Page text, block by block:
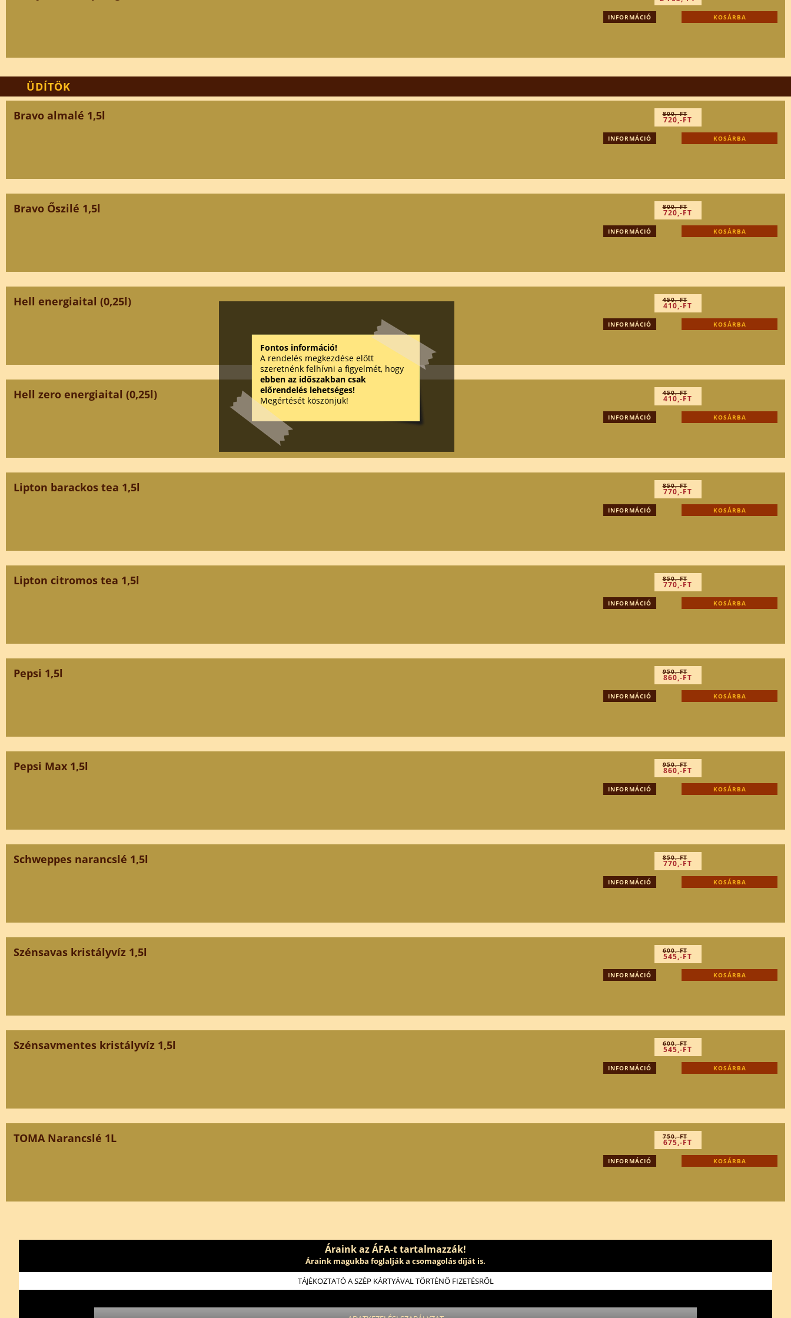
INFORMÁCIÓ KOSÁRBA
ÜDÍTÖK
Bravo almalé 1,5l 800,-FT
720,-FT
INFORMÁCIÓ KOSÁRBA
Bravo Őszilé 1,5l 800,-FT
720,-FT
INFORMÁCIÓ KOSÁRBA
Hell energiaital (0,25l) 450,-FT
410,-FT
INFORMÁCIÓ KOSÁRBA
Hell zero energiaital (0,25l) 450,-FT
410,-FT
INFORMÁCIÓ KOSÁRBA
Lipton barackos tea 1,5l 850,-FT
770,-FT
INFORMÁCIÓ KOSÁRBA
Lipton citromos tea 1,5l 850,-FT
770,-FT
INFORMÁCIÓ KOSÁRBA
Pepsi 1,5l 950,-FT
860,-FT
INFORMÁCIÓ KOSÁRBA
Pepsi Max 1,5l 950,-FT
860,-FT
INFORMÁCIÓ KOSÁRBA
Schweppes narancslé 1,5l 850,-FT
770,-FT
INFORMÁCIÓ KOSÁRBA
Szénsavas kristályvíz 1,5l 600,-FT
545,-FT
INFORMÁCIÓ KOSÁRBA
Szénsavmentes kristályvíz 1,5l 600,-FT
545,-FT
INFORMÁCIÓ KOSÁRBA
TOMA Narancslé 1L 750,-FT
675,-FT
INFORMÁCIÓ KOSÁRBA
Áraink az ÁFA-t tartalmazzák!
Áraink magukba foglalják a csomagolás díját is.
TÁJÉKOZTATÓ A SZÉP KÁRTYÁVAL TÖRTÉNŐ FIZETÉSRŐL
Fontos információ!
A rendelés megkezdése előtt
szeretnénk felhívni a figyelmét, hogy
ebben az időszakban csak
előrendelés lehetséges!
Megértését köszönjük!